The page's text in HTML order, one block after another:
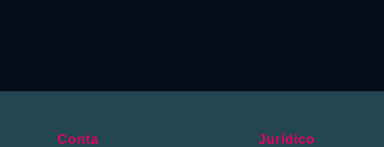
Conta Jurídico